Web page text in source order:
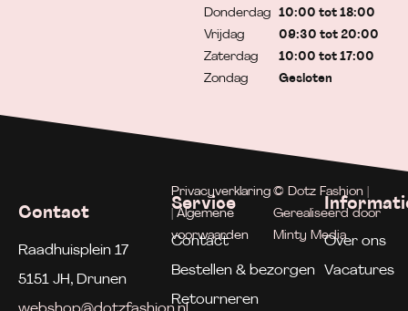
Donderdag
Vrijdag
Zaterdag
Zondag
10:00 tot 18:00
09:30 tot 20:00
10:00 tot 17:00
Gesloten
Contact
Raadhuisplein 17
5151 JH, Drunen
Service
Contact
Bestellen & bezorgen
Retourneren
Over ons
Vacatures
Privacyverklaring
| Algemene
voorwaarden
© Dotz Fashion |
Gerealiseerd door
Minty Media